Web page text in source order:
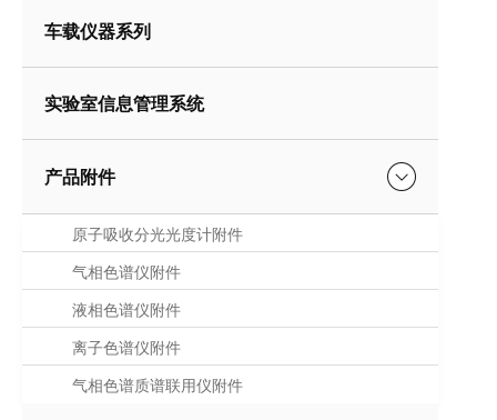
车载仪器系列
实验室信息管理系统
产品附件
原子吸收分光光度计附件
气相色谱仪附件
液相色谱仪附件
离子色谱仪附件
气相色谱质谱联用仪附件